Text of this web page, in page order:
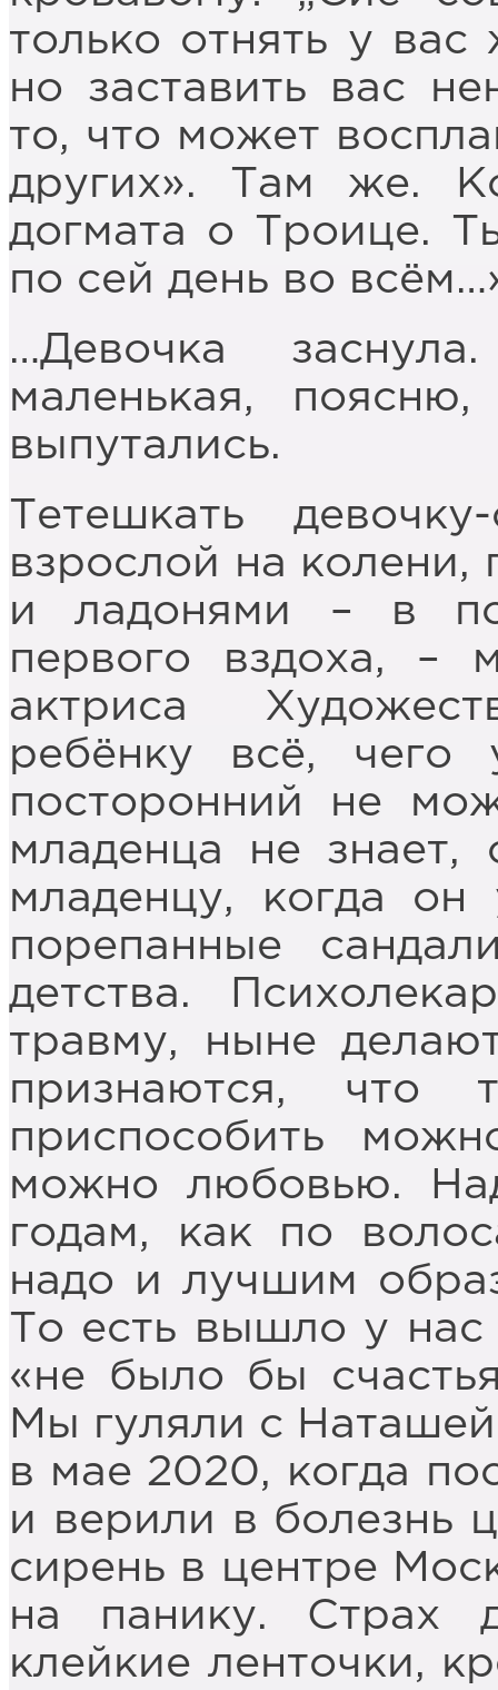
только отнять у
но заставить вас
то, что может
других». Там же.
догмата о Троице.
по сей день во
…Девочка
маленькая,
выпутались.
Тетешкать
взрослой на колени,
и ладонями – в
первого вздоха, –
актриса
ребёнку всё,
посторонний не
младенца не знает,
младенцу, когда
порепанные
детства.
травму, ныне
признаются, что
приспособить
можно любовью.
годам, как по
надо и лучшим
То есть вышло у нас
«не было бы
Мы гуляли с
в мае 2020, когда
и верили в болезнь
сирень в центре
на панику. Страх
клейкие ленточки,